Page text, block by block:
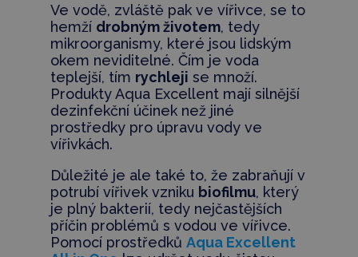
Ve vodě, zvláště pak ve vířivce, se to
hemží drobným životem, tedy
mikroorganismy, které jsou lidským
okem neviditelné. Čím je voda
teplejší, tím rychleji se množí.
Produkty Aqua Excellent mají silnější
dezinfekční účinek než jiné
prostředky pro úpravu vody ve
vířivkách.
Důležité je ale také to, že zabraňují v
potrubí vířivek vzniku biofilmu, který
je plný bakterií, tedy nejčastějších
příčin problémů s vodou ve vířivce.
Pomocí prostředků Aqua Excellent